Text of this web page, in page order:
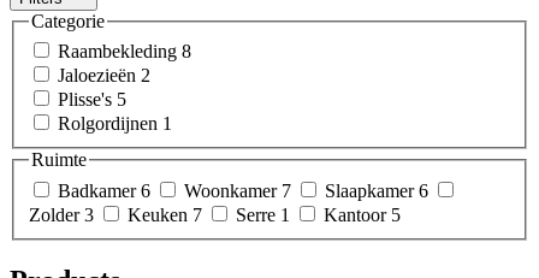
Categorie
Raambekleding 8
Jaloezieën 2
Plisse's 5
Rolgordijnen 1
Ruimte
Badkamer6 Woonkamer 7 Slaapkamer6
Zolder3 Keuken 7 Serre 1 Kantoor 5